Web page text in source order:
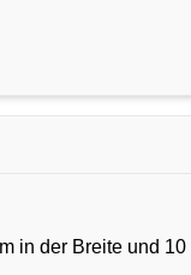
der Breite und